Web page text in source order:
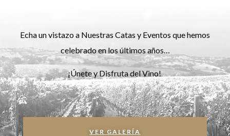
Echa un vistazo a Nuestras Catas y Eventos que hemos
celebrado en los últimos años…
¡Únete y Disfruta del Vino!
VER GALERÍA